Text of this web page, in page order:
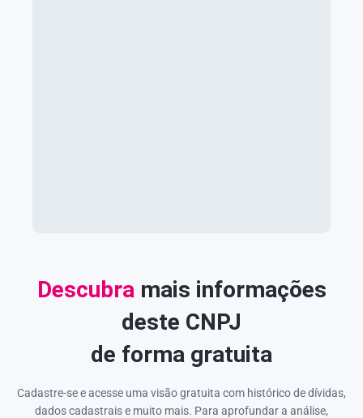
Descubra mais informações
deste CNPJ
de forma gratuita
Cadastre-se e acesse uma visão gratuita com histórico de dívidas,
dados cadastrais e muito mais. Para aprofundar a análise,